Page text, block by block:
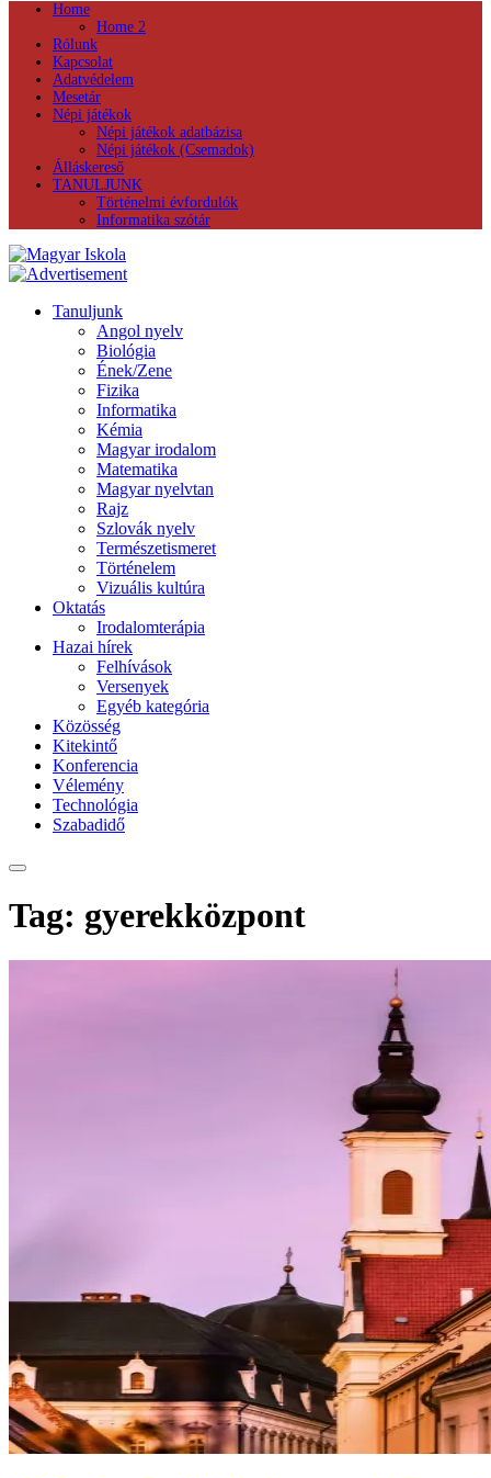
Home
Home 2
Rólunk
Kapcsolat
Adatvédelem
Mesetár
Népi játékok
Népi játékok adatbázisa
Népi játékok (Csemadok)
Álláskereső
TANULJUNK
Történelmi évfordulók
Informatika szótár
Tanuljunk
Angol nyelv
Biológia
Ének/Zene
Fizika
Informatika
Kémia
Magyar irodalom
Matematika
Magyar nyelvtan
Rajz
Szlovák nyelv
Természetismeret
Történelem
Vizuális kultúra
Oktatás
Irodalomterápia
Hazai hírek
Felhívások
Versenyek
Egyéb kategória
Közösség
Kitekintő
Konferencia
Vélemény
Technológia
Szabadidő
Tag: gyerekközpont